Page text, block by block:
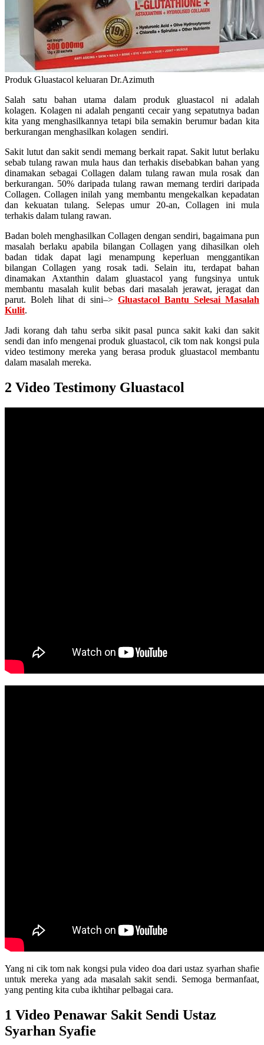
Produk Gluastacol keluaran Dr.Azimuth
Salah satu bahan utama dalam produk gluastacol ni adalah
kolagen. Kolagen ni adalah penganti cecair yang sepatutnya badan
kita yang menghasilkannya tetapi bila semakin berumur badan kita
berkurangan menghasilkan kolagen sendiri.
Sakit lutut dan sakit sendi memang berkait rapat. Sakit lutut berlaku
sebab tulang rawan mula haus dan terhakis disebabkan bahan yang
dinamakan sebagai Collagen dalam tulang rawan mula rosak dan
berkurangan. 50% daripada tulang rawan memang terdiri daripada
Collagen. Collagen inilah yang membantu mengekalkan kepadatan
dan kekuatan tulang. Selepas umur 20-an, Collagen ini mula
terhakis dalam tulang rawan.
Badan boleh menghasilkan Collagen dengan sendiri, bagaimana pun
masalah berlaku apabila bilangan Collagen yang dihasilkan oleh
badan tidak dapat lagi menampung keperluan menggantikan
bilangan Collagen yang rosak tadi. Selain itu, terdapat bahan
dinamakan Axtanthin dalam gluastacol yang fungsinya untuk
membantu masalah kulit bebas dari masalah jerawat, jeragat dan
parut. Boleh lihat di sini–> Gluastacol Bantu Selesai Masalah
Kulit.
Jadi korang dah tahu serba sikit pasal punca sakit kaki dan sakit
sendi dan info mengenai produk gluastacol, cik tom nak kongsi pula
video testimony mereka yang berasa produk gluastacol membantu
dalam masalah mereka.
2 Video Testimony Gluastacol
Yang ni cik tom nak kongsi pula video doa dari ustaz syarhan shafie
untuk mereka yang ada masalah sakit sendi. Semoga bermanfaat,
yang penting kita cuba ikhtihar pelbagai cara.
1 Video Penawar Sakit Sendi Ustaz
Syarhan Syafie